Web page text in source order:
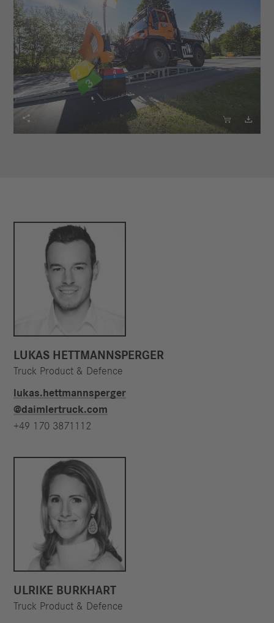
  
LUKAS HETTMANNSPERGER
Truck Product & Defence
lukas.hettmannsperger​
@daimlertruck.com
+49 170 3871112
ULRIKE BURKHART
Truck Product & Defence